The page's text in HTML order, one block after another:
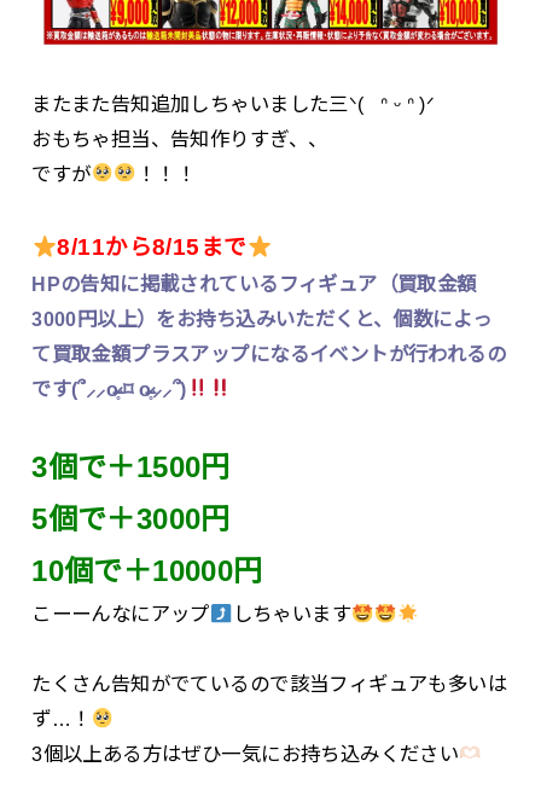
またまた告知追加しちゃいました三ᐠ( ᐢ ᵕ ᐢ )ᐟ
おもちゃ担当、告知作りすぎ、、
ですが
！！！
8/11から8/15まで
HPの告知に掲載されているフィギュア（買取金額
3000円以上）をお持ち込みいただくと、個数によっ
て買取金額プラスアップになるイベントが行われるの
です(՞⸝⸝o̴̶̷̥ ⌑ o̴̶̷̥⸝⸝՞)
3個で＋1500円
5個で＋3000円
10個で＋10000円
こーーんなにアップ しちゃいます
たくさん告知がでているので該当フィギュアも多いは
ず…！
3個以上ある方はぜひ一気にお持ち込みください